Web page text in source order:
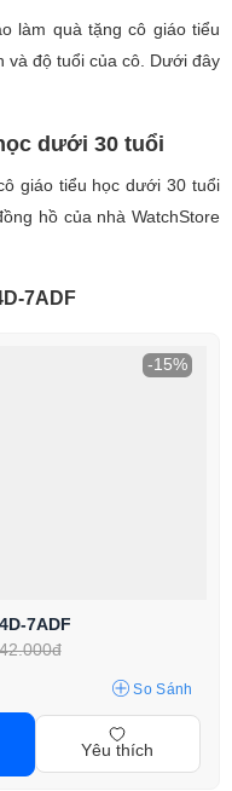
làm quà tặng cô giáo tiểu
và độ tuổi của cô. Dưới đây
dưới 30 tuổi
giáo tiểu học dưới 30 tuổi
hồ của nhà WatchStore
7ADF
-15%
7ADF
So Sánh
Yêu thích